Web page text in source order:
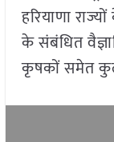
हरियाणा
के संबंधित
कृषकों समेत कुल